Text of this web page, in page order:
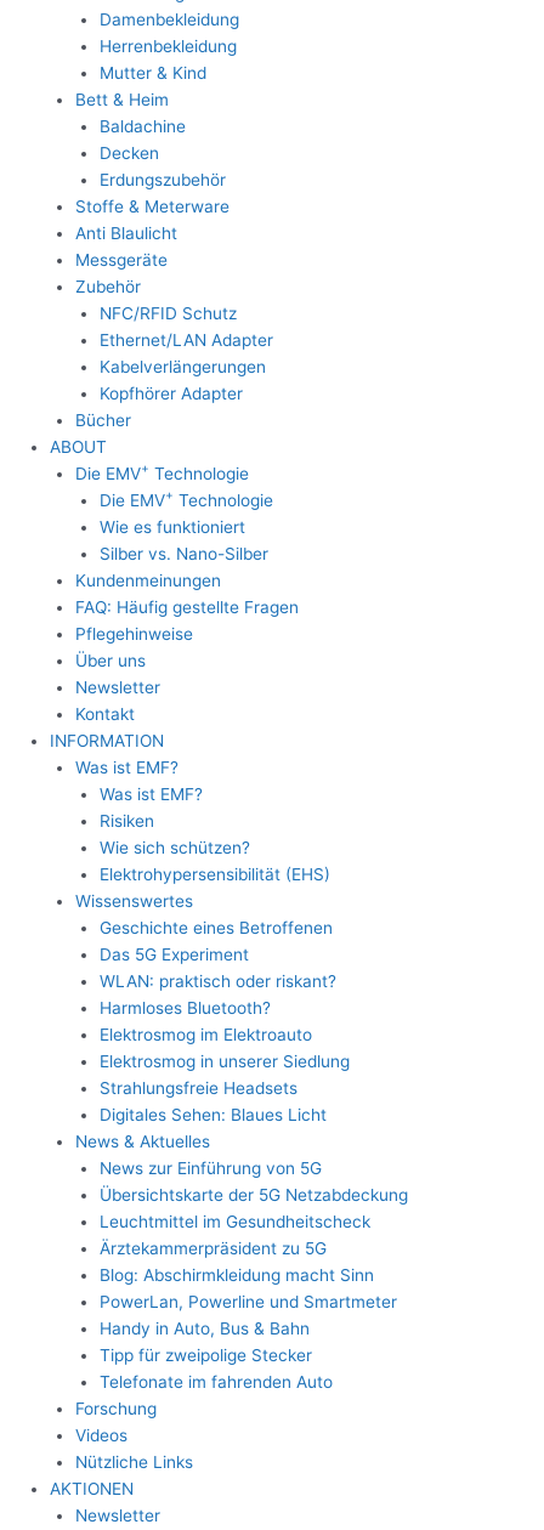
Damenbekleidung
Herrenbekleidung
Mutter & Kind
Bett & Heim
Baldachine
Decken
Erdungszubehör
Stoffe & Meterware
Anti Blaulicht
Messgeräte
Zubehör
NFC/RFID Schutz
Ethernet/LAN Adapter
Kabelverlängerungen
Kopfhörer Adapter
Bücher
ABOUT
Die EMV+ Technologie
Die EMV+ Technologie
Wie es funktioniert
Silber vs. Nano-Silber
Kundenmeinungen
FAQ: Häufig gestellte Fragen
Pflegehinweise
Über uns
Newsletter
Kontakt
INFORMATION
Was ist EMF?
Was ist EMF?
Risiken
Wie sich schützen?
Elektrohypersensibilität (EHS)
Wissenswertes
Geschichte eines Betroffenen
Das 5G Experiment
WLAN: praktisch oder riskant?
Harmloses Bluetooth?
Elektrosmog im Elektroauto
Elektrosmog in unserer Siedlung
Strahlungsfreie Headsets
Digitales Sehen: Blaues Licht
News & Aktuelles
News zur Einführung von 5G
Übersichtskarte der 5G Netzabdeckung
Leuchtmittel im Gesundheitscheck
Ärztekammerpräsident zu 5G
Blog: Abschirmkleidung macht Sinn
PowerLan, Powerline und Smartmeter
Handy in Auto, Bus & Bahn
Tipp für zweipolige Stecker
Telefonate im fahrenden Auto
Forschung
Videos
Nützliche Links
AKTIONEN
Newsletter